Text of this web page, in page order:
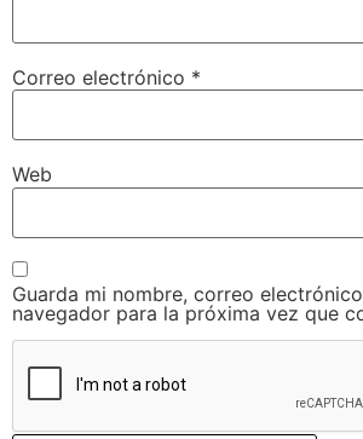
Correo electrónico *
Web
Guarda mi nombre, correo
navegador para la próxima vez que